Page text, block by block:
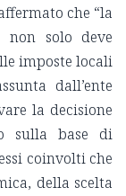
che “la
solo deve
imposte locali
dall’ente
la decisione
sulla base di
coinvolti che
della scelta